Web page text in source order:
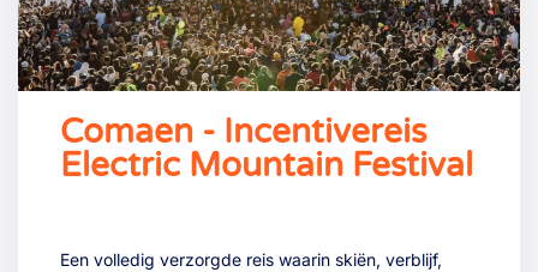
Comaen - Incentivereis
Electric Mountain Festival
Een volledig verzorgde reis waarin skiën, verblijf,